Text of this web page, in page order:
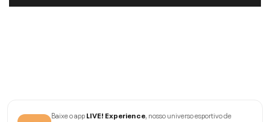
Baixe o appLIVE! Experience, nosso universo esportivo de